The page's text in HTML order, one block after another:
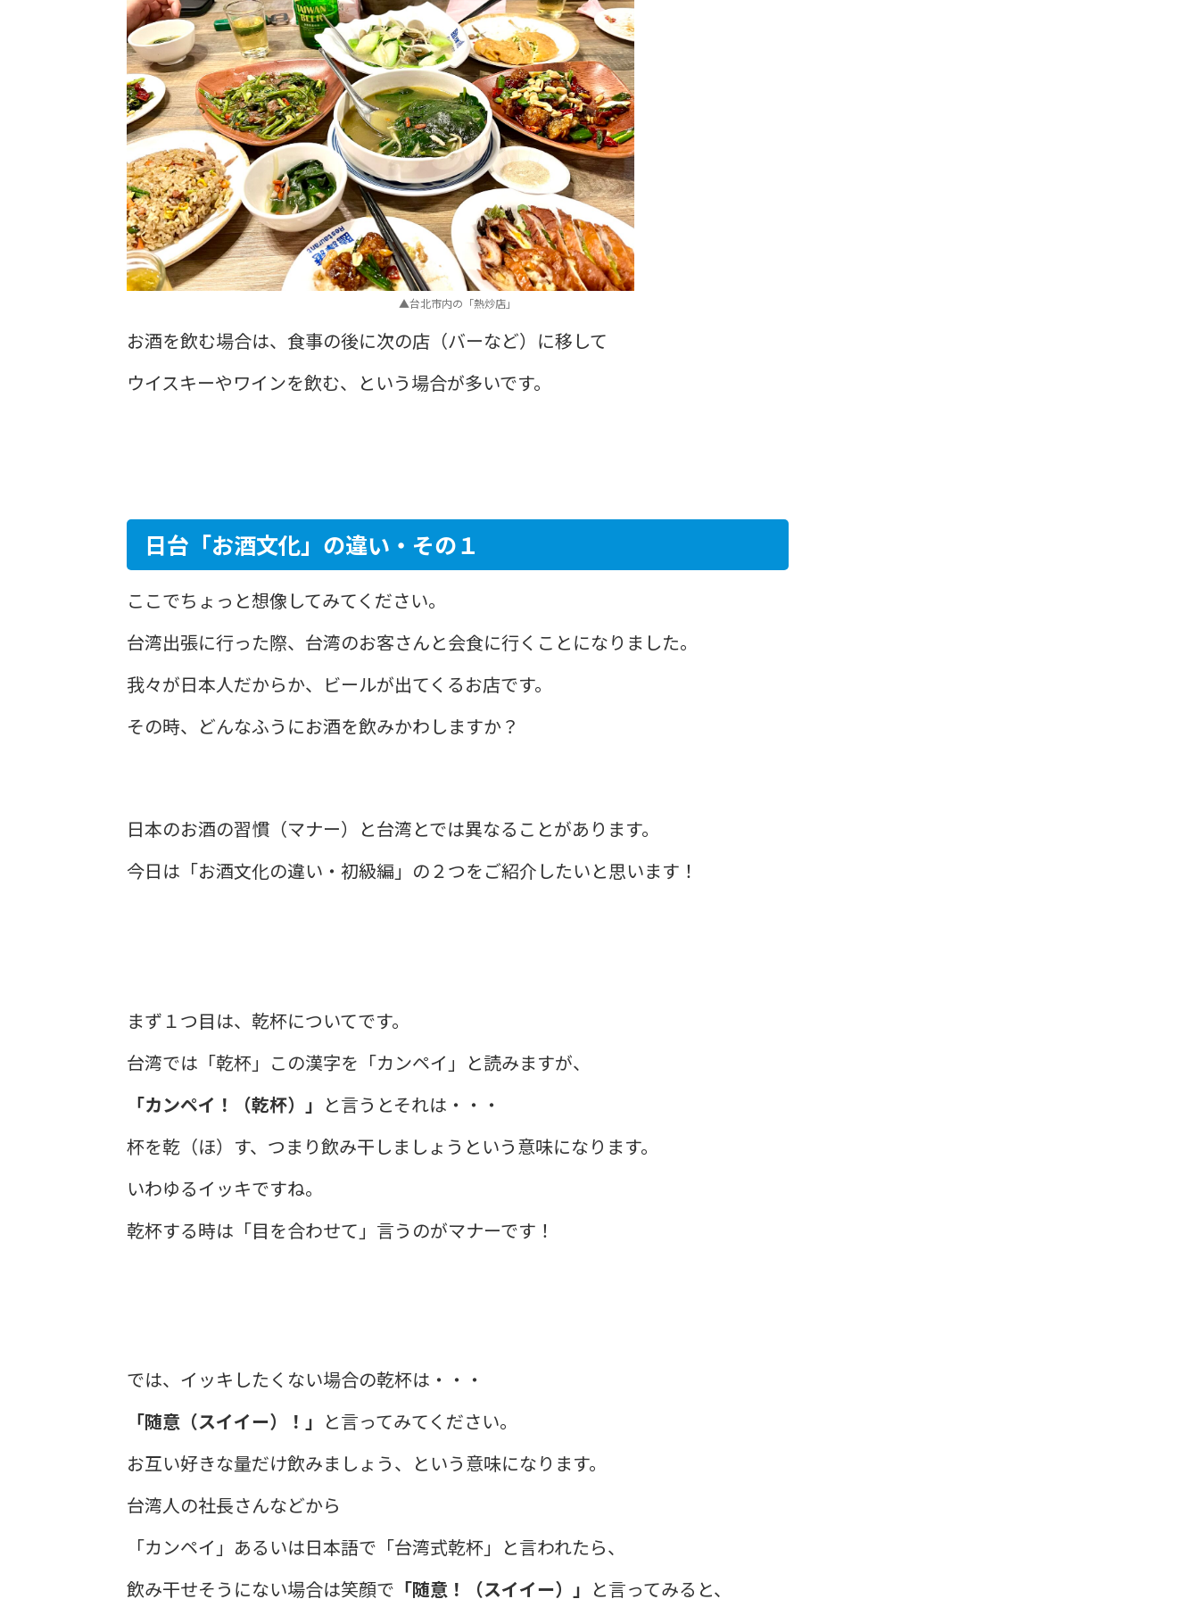
▲台北市内の「熱炒店」
お酒を飲む場合は、食事の後に次の店（バーなど）に移して
ウイスキーやワインを飲む、という場合が多いです。
日台「お酒文化」の違い​・その１
​ここでちょっと想像してみてください。
台湾出張に行った際、台湾のお客さんと会食に行くことになりました。
我々が日本人だからか、ビールが出てくるお店です。
その時、どんなふうにお酒を飲みかわしますか？​
日本のお酒の習慣（マナー）と台湾とでは異なることがあります。
今日は「お酒文化の違い・初級編」の２つをご紹介したいと思います！​
まず１つ目は、乾杯についてです。
台湾では「乾杯」この漢字を「カンペイ」と読みますが、
「カンペイ！（乾杯）」 と言うとそれは・・・
杯を乾（ほ）す、つまり飲み干しましょうという意味になります。
いわゆるイッキですね。
乾杯する時は「目を合わせて」言うのがマナーです！
​では、イッキしたくない場合の乾杯は・・・
「随意（スイイー）！」 と言ってみてください。
お互い好きな量だけ飲みましょう、という意味になります。
台湾人の社長さんなどから
「カンペイ」あるいは日本語で「台湾式乾杯」と言われたら、
飲み干せそうにない場合は笑顔で 「随意！（スイイー）」 と言ってみると、